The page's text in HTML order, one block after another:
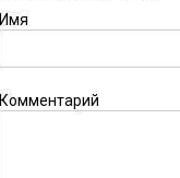
Имя
Комментарий